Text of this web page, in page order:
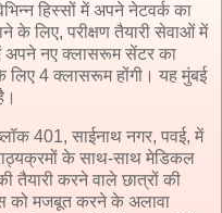
हिस्सों में अपने नेटवर्क का
के लिए, परीक्षण तैयारी सेवाओं में
अपने नए क्लासरूम सेंटर का
लिए 4 क्लासरूम होंगी। यह मुंबई
401, साईनाथ नगर, पवई, में
के साथ-साथ मेडिकल
तैयारी करने वाले छात्रों की
को मजबूत करने के अलावा